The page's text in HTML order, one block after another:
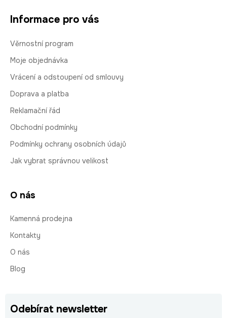
Informace pro vás
Věrnostní program
Moje objednávka
Vrácení a odstoupení od smlouvy
Doprava a platba
Reklamační řád
Obchodní podmínky
Podmínky ochrany osobních údajů
Jak vybrat správnou velikost
O nás
Kamenná prodejna
Kontakty
O nás
Blog
Odebírat newsletter